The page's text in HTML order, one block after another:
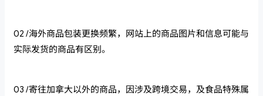
02 /海外商品包装更换频繁，网站上的商品图片和信息可能与
实际发货的商品有区别。
03 /寄往加拿大以外的商品，因涉及跨境交易，及食品特殊属